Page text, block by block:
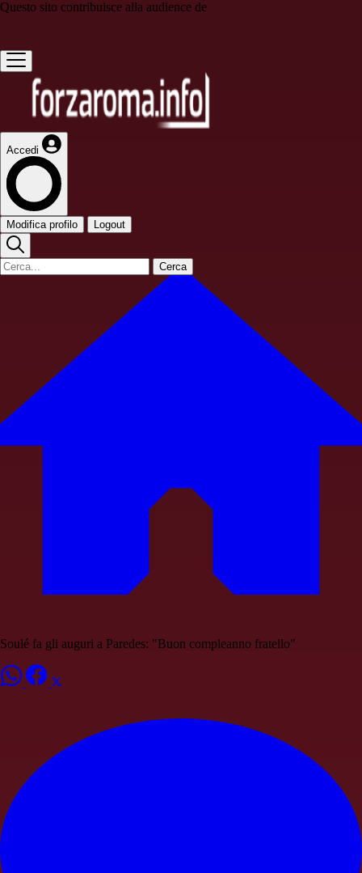
Questo sito contribuisce alla audience de
Accedi
Modifica profilo Logout
Cerca
Soulé fa gli auguri a Paredes: "Buon compleanno fratello"